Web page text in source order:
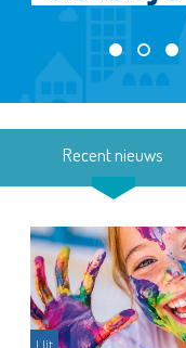
Recent nieuws